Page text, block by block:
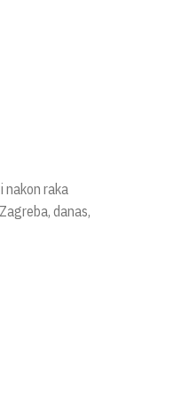
nakon raka
danas,